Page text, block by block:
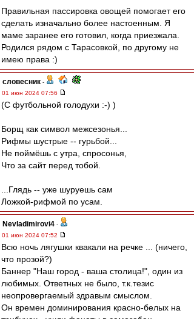
Правильная пассировка овощей помогает его
сделать изначально более настоенным. Я
маме заранее его готовил, когда приезжала.
Родился рядом с Тарасовкой, по другому не
имею права :)
словесник -
01 июн 2024 07:56
(С футбольной голодухи :-) )
Борщ как символ межсезонья...
Рифмы шустрые -- гурьбой...
Не поймёшь с утра, спросонья,
Что за сайт перед тобой.
...Глядь -- уже шуруешь сам
Ложкой-рифмой по усам.
Nevladimirovi4 -
01 июн 2024 07:52
Всю ночь лягушки квакали на речке ... (ничего,
что прозой?)
Баннер "Наш город - ваша столица!", один из
любимых. Ответных не было, т.к.тезис
неопровергаемый здравым смыслом.
Он времен доминирования красно-белых на